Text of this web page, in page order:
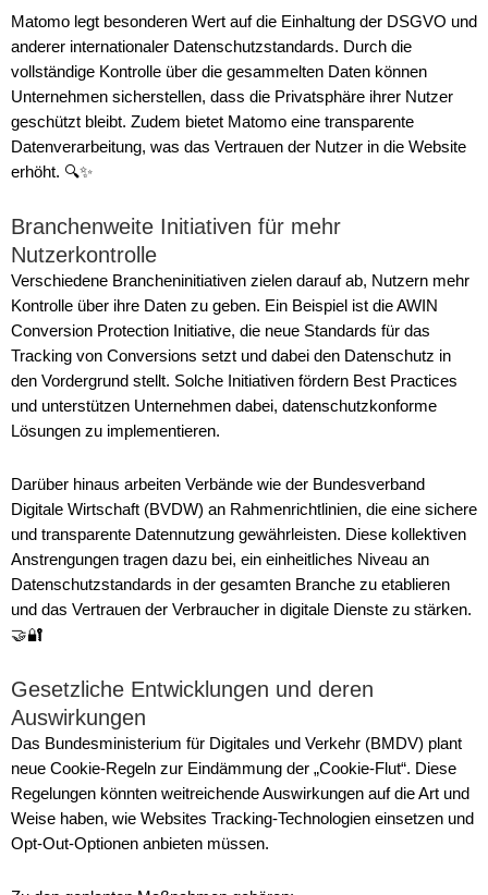
Matomo legt besonderen Wert auf die Einhaltung der DSGVO und
anderer internationaler Datenschutzstandards. Durch die
vollständige Kontrolle über die gesammelten Daten können
Unternehmen sicherstellen, dass die Privatsphäre ihrer Nutzer
geschützt bleibt. Zudem bietet Matomo eine transparente
Datenverarbeitung, was das Vertrauen der Nutzer in die Website
erhöht. 🔍✨
Branchenweite Initiativen für mehr
Nutzerkontrolle
Verschiedene Brancheninitiativen zielen darauf ab, Nutzern mehr
Kontrolle über ihre Daten zu geben. Ein Beispiel ist die AWIN
Conversion Protection Initiative, die neue Standards für das
Tracking von Conversions setzt und dabei den Datenschutz in
den Vordergrund stellt. Solche Initiativen fördern Best Practices
und unterstützen Unternehmen dabei, datenschutzkonforme
Lösungen zu implementieren.
Darüber hinaus arbeiten Verbände wie der Bundesverband
Digitale Wirtschaft (BVDW) an Rahmenrichtlinien, die eine sichere
und transparente Datennutzung gewährleisten. Diese kollektiven
Anstrengungen tragen dazu bei, ein einheitliches Niveau an
Datenschutzstandards in der gesamten Branche zu etablieren
und das Vertrauen der Verbraucher in digitale Dienste zu stärken.
🤝🔐
Gesetzliche Entwicklungen und deren
Auswirkungen
Das Bundesministerium für Digitales und Verkehr (BMDV) plant
neue Cookie-Regeln zur Eindämmung der „Cookie-Flut“. Diese
Regelungen könnten weitreichende Auswirkungen auf die Art und
Weise haben, wie Websites Tracking-Technologien einsetzen und
Opt-Out-Optionen anbieten müssen.